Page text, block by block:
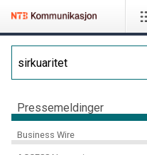
Pressemeldinger
Business Wire